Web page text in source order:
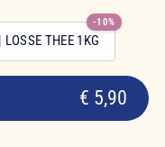
LOSSE THEE 1KG
-10%
€ 5,90